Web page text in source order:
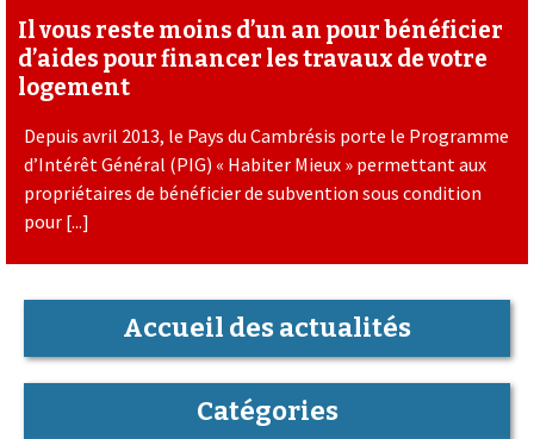
Il vous reste moins d’un an pour bénéficier
d’aides pour financer les travaux de votre
logement
Depuis avril 2013, le Pays du Cambrésis porte le Programme
d’Intérêt Général (PIG) « Habiter Mieux » permettant aux
propriétaires de bénéficier de subvention sous condition
pour [...]
Accueil des actualités
Catégories